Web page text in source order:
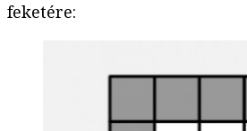
feketére: